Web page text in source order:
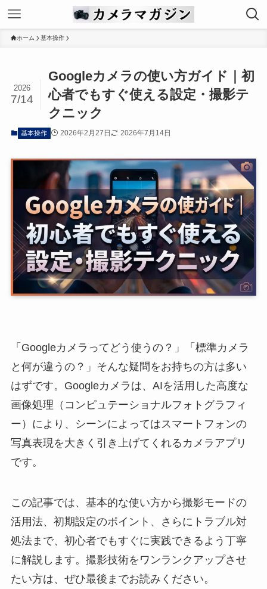
ホーム 基本操作
Googleカメラの使い方ガイド｜初
心者でもすぐ使える設定・撮影テ
クニック
2026
7/14
基本操作 2026年2月27日 2026年7月14日
「Googleカメラってどう使うの？」「標準カメラ
と何が違うの？」そんな疑問をお持ちの方は多い
はずです。Googleカメラは、AIを活用した高度な
画像処理（コンピュテーショナルフォトグラフィ
ー）により、シーンによってはスマートフォンの
写真表現を大きく引き上げてくれるカメラアプリ
です。
この記事では、基本的な使い方から撮影モードの
活用法、初期設定のポイント、さらにトラブル対
処法まで、初心者でもすぐに実践できるよう丁寧
に解説します。撮影技術をワンランクアップさせ
たい方は、ぜひ最後までお読みください。